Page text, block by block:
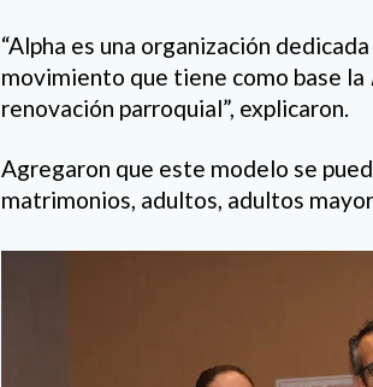
“Alpha es una organización
movimiento que tiene como base la
renovación parroquial”, explicaron.
Agregaron que este modelo se
matrimonios, adultos, adultos